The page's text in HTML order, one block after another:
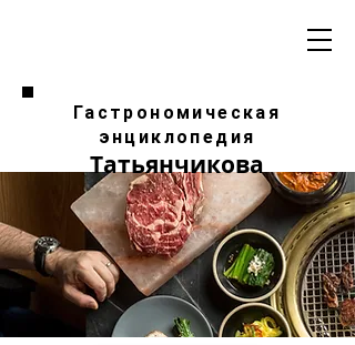
Гастрономическая
энциклопедия
Татьянчикова